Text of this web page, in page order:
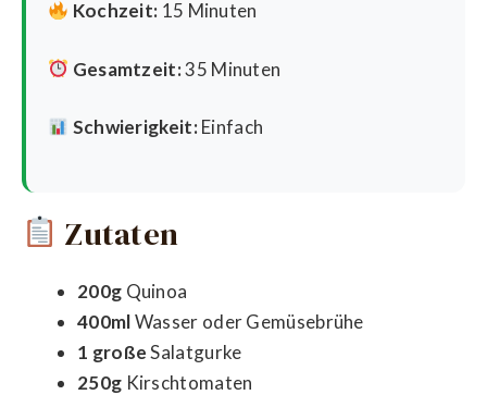
Kochzeit: 15 Minuten
Gesamtzeit:35 Minuten
Schwierigkeit:Einfach
Zutaten
200g Quinoa
400mlWasser oder Gemüsebrühe
1 großeSalatgurke
250g Kirschtomaten